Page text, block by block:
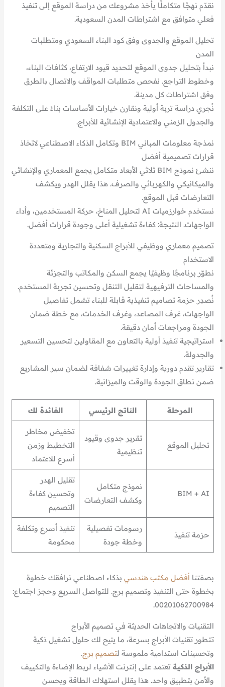
نقدّم نهجًا متكاملًا يأخذ مشروعك من دراسة الموقع إلى تنفيذ
فعلي متوافق مع اشتراطات المدن السعودية.
تحليل الموقع والجدوى وفق كود البناء السعودي ومتطلبات
المدن
نبدأ بتحليل جدوى الموقع لتحديد قيود الارتفاع، كثافات البناء،
وخطوط التراجع. نفحص متطلبات المواقف والاتصال بالطرق
وفق اشتراطات كل مدينة.
نُجري دراسة تربة أولية ونقارن خيارات الأساسات بناءً على التكلفة
والجدول الزمني والاعتمادية الإنشائية للأبراج.
نمذجة معلومات المباني BIM وتكامل الذكاء الاصطناعي لاتخاذ
قرارات تصميمية أفضل
ننشئ نموذج BIM ثلاثي الأبعاد متكامل يجمع المعماري والإنشائي
والميكانيكي والكهربائي والصرف. هذا يقلل الهدر ويكشف
التعارضات قبل الموقع.
نستخدم خوارزميات AI لتحليل المناخ، حركة المستخدمين، وأداء
الواجهات. النتيجة: كفاءة تشغيلية أعلى وجودة قرارات أفضل.
تصميم معماري ووظيفي للأبراج السكنية والتجارية ومتعددة
الاستخدام
نطوّر برنامجًا وظيفيًا يجمع السكن والمكاتب والتجزئة
والمساحات الترفيهية لتقليل التنقل وتحسين تجربة المستخدم.
نُصدِر حزمة تصاميم تنفيذية قابلة للبناء تشمل تفاصيل
الواجهات، غرف المصاعد، وغرف الخدمات، مع خطة ضمان
الجودة ومراجعات أمان دقيقة.
استراتيجية تنفيذ أولية بالتعاون مع المقاولين لتحسين التسعير
والجدولة.
تقارير تقدم دورية وإدارة تغييرات شفافة لضمان سير المشاريع
ضمن نطاق الجودة والوقت والميزانية.
المرحلة الناتج الرئيسي الفائدة لك
تحليل الموقع
تقرير جدوى وقيود
تنظيمية
تخفيض مخاطر
التخطيط وزمن
أسرع للاعتماد
BIM + AI
نموذج متكامل
وكشف التعارضات
تقليل الهدر
وتحسين كفاءة
التصميم
حزمة تنفيذ
رسومات تفصيلية
وخطة جودة
تنفيذ أسرع وتكلفة
محكومة
بصفتنا أفضل مكتب هندسي بذكاء اصطناعي نرافقك خطوة
بخطوة حتى التنفيذ وتصميم برج. للتواصل السريع وحجز اجتماع:
00201062700984.
التقنيات والاتجاهات الحديثة في تصميم الأبراج
تتطور تقنيات الأبراج بسرعة، ما يتيح لك حلول تشغيل ذكية
وتحسينات استدامية ملموسة لتصميم برج.
الأبراج الذكية تعتمد على إنترنت الأشياء لربط الإضاءة والتكييف
والأمن بتطبيق واحد. هذا يقلل استهلاك الطاقة ويحسن